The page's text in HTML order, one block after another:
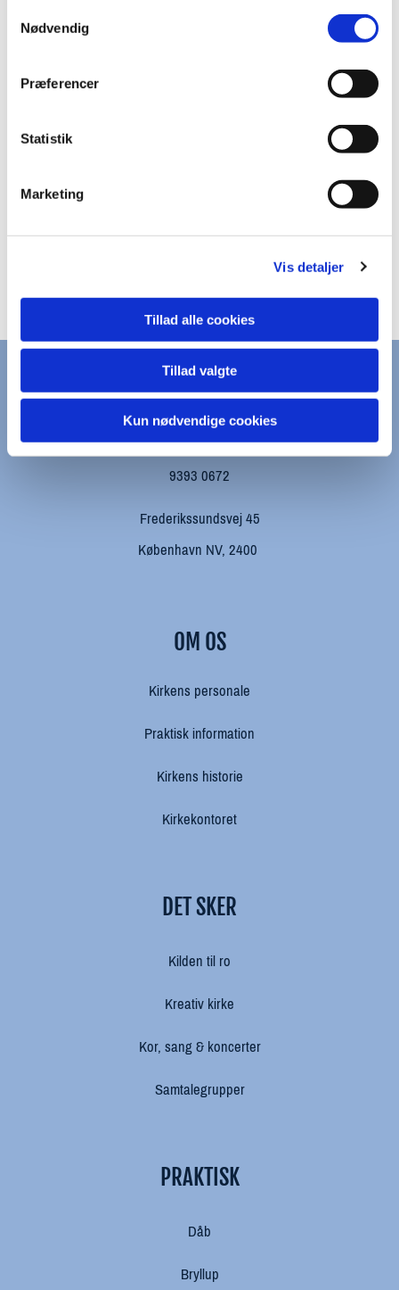
Nødvendig
Præferencer
Statistik
Marketing
Vis detaljer
Tillad alle cookies
Tillad valgte
Kun nødvendige cookies
KONTAKT
kapernaums.sogn@km.dk
9393 0672
Frederikssundsvej 45
København NV, 2400
OM OS
Kirkens personale
Praktisk information
Kirkens historie
Kirkekontoret
DET SKER
Kilden til ro
Kreativ kirke
Kor, sang & koncerter
Samtalegrupper
PRAKTISK
Dåb
Bryllup